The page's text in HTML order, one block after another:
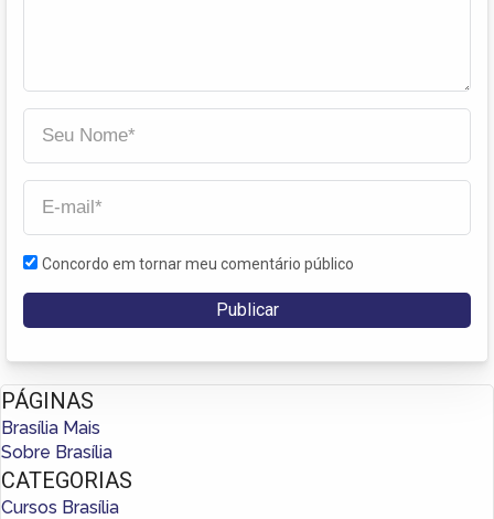
Concordo em tornar meu comentário público
PÁGINAS
Brasília Mais
Sobre Brasília
CATEGORIAS
Cursos Brasília